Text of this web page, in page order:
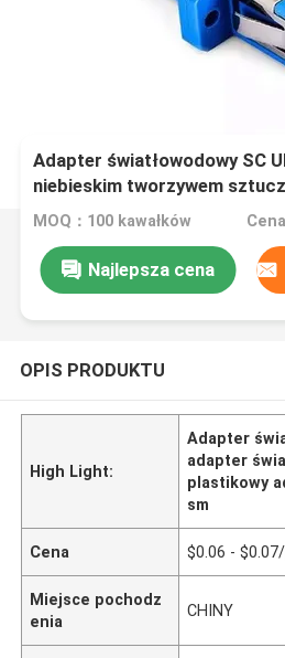
Adapter światłowodowy SC
niebieskim tworzywem
MOQ：100 kawałków
Najlepsza cena
OPIS PRODUKTU
High Light:
Adapter
adapter
plastikowy
sm
Cena $0.06 -
Miejsce pochodz
enia
CHINY